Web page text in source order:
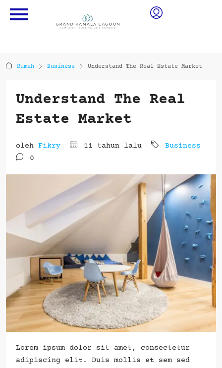
Rumah Business Understand The Real Estate Market
Understand The Real
Estate Market
oleh Fikry 11 tahun lalu
Business
0
Lorem ipsum dolor sit amet, consectetur
adipiscing elit. Duis mollis et sem sed